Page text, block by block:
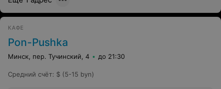
КАФЕ
Pon-Pushka
Минск, пер. Тучинский, 4 до 21:30
Средний счёт: $ (5-15 byn)